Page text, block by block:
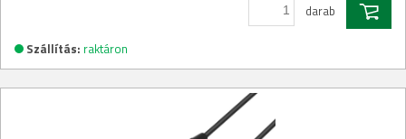
darab
Szállítás: raktáron